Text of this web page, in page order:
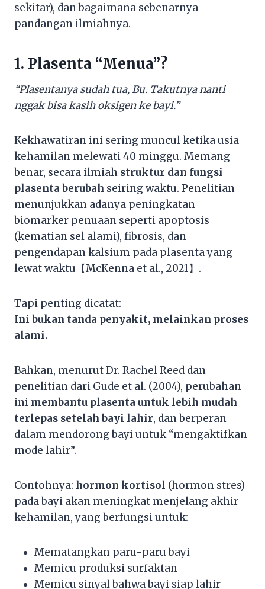
sekitar), dan bagaimana sebenarnya
pandangan ilmiahnya.
1. Plasenta “Menua”?
“Plasentanya sudah tua, Bu. Takutnya nanti
nggak bisa kasih oksigen ke bayi.”
Kekhawatiran ini sering muncul ketika usia
kehamilan melewati 40 minggu. Memang
benar, secara ilmiah struktur dan fungsi
plasenta berubah seiring waktu. Penelitian
menunjukkan adanya peningkatan
biomarker penuaan seperti apoptosis
(kematian sel alami), fibrosis, dan
pengendapan kalsium pada plasenta yang
lewat waktu【McKenna et al., 2021】.
Tapi penting dicatat:
Ini bukan tanda penyakit, melainkan proses
alami.
Bahkan, menurut Dr. Rachel Reed dan
penelitian dari Gude et al. (2004), perubahan
ini membantu plasenta untuk lebih mudah
terlepas setelah bayi lahir, dan berperan
dalam mendorong bayi untuk “mengaktifkan
mode lahir”.
Contohnya: hormon kortisol (hormon stres)
pada bayi akan meningkat menjelang akhir
kehamilan, yang berfungsi untuk:
Mematangkan paru-paru bayi
Memicu produksi surfaktan
Memicu sinyal bahwa bayi siap lahir